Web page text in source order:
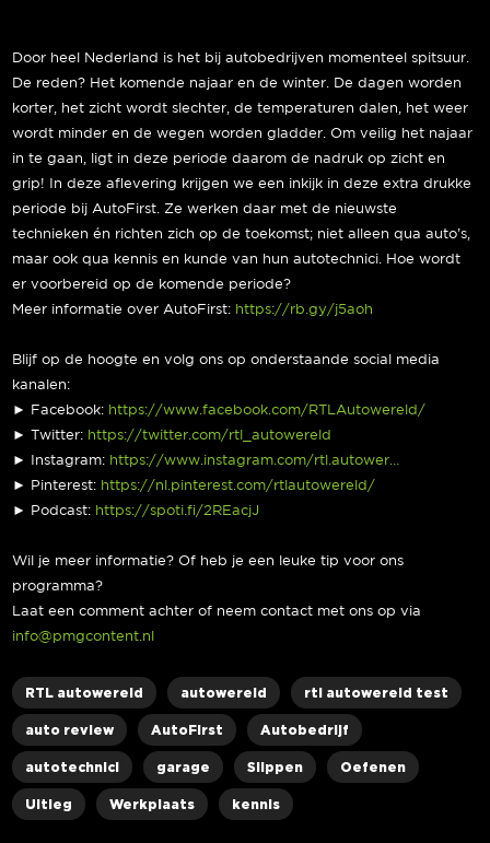
Door heel Nederland is het bij autobedrijven momenteel spitsuur.
De reden? Het komende najaar en de winter. De dagen worden
korter, het zicht wordt slechter, de temperaturen dalen, het weer
wordt minder en de wegen worden gladder. Om veilig het najaar
in te gaan, ligt in deze periode daarom de nadruk op zicht en
grip! In deze aflevering krijgen we een inkijk in deze extra drukke
periode bij AutoFirst. Ze werken daar met de nieuwste
technieken én richten zich op de toekomst; niet alleen qua auto’s,
maar ook qua kennis en kunde van hun autotechnici. Hoe wordt
er voorbereid op de komende periode?
Meer informatie over AutoFirst: https://rb.gy/j5aoh
Blijf op de hoogte en volg ons op onderstaande social media
kanalen:
► Facebook: https://www.facebook.com/RTLAutowereld/
► Twitter: https://twitter.com/rtl_autowereld
► Instagram: https://www.instagram.com/rtl.autower…
► Pinterest: https://nl.pinterest.com/rtlautowereld/
► Podcast: https://spoti.fi/2REacjJ
Wil je meer informatie? Of heb je een leuke tip voor ons
programma?
Laat een comment achter of neem contact met ons op via
info@pmgcontent.nl
RTL autowereld autowereld rtl autowereld test
auto review AutoFirst Autobedrijf
autotechnici garage Slippen Oefenen
Uitleg Werkplaats kennis